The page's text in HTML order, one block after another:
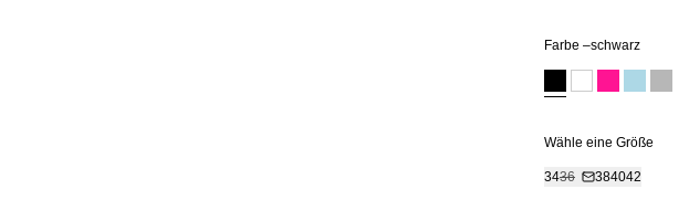
Farbe –schwarz
Wähle eine Größe
3436 384042